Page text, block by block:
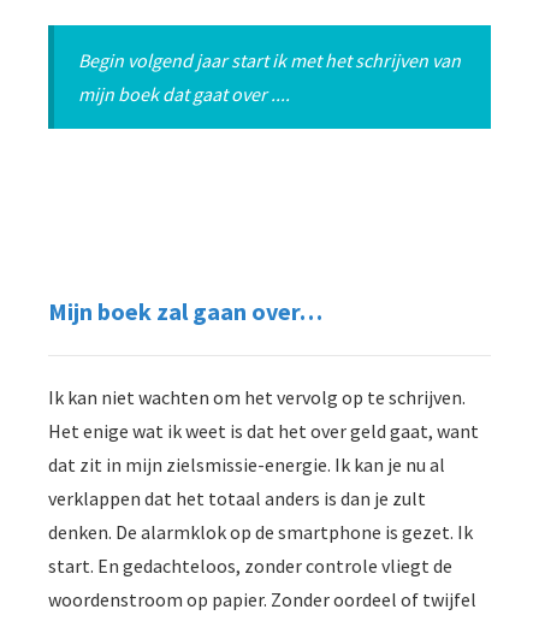
Begin volgend jaar start ik met het schrijven van
mijn boek dat gaat over ....
Mijn boek zal gaan over…
Ik kan niet wachten om het vervolg op te schrijven.
Het enige wat ik weet is dat het over geld gaat, want
dat zit in mijn zielsmissie-energie. Ik kan je nu al
verklappen dat het totaal anders is dan je zult
denken. De alarmklok op de smartphone is gezet. Ik
start. En gedachteloos, zonder controle vliegt de
woordenstroom op papier. Zonder oordeel of twijfel